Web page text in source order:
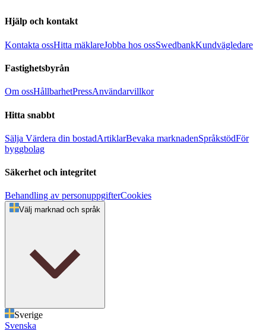
Hjälp och kontakt
Kontakta ossHitta mäklareJobba hos ossSwedbankKundvägledare
Fastighetsbyrån
Om ossHållbarhetPressAnvändarvillkor
Hitta snabbt
Sälja Värdera din bostadArtiklarBevaka marknadenSpråkstödFör
byggbolag
Säkerhet och integritet
Behandling av personuppgifterCookies
Välj marknad och språk
Sverige
Svenska